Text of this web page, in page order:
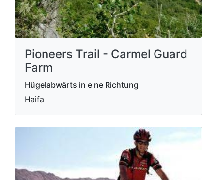
Pioneers Trail - Carmel Guard
Farm
Hügelabwärts in eine Richtung
Haifa